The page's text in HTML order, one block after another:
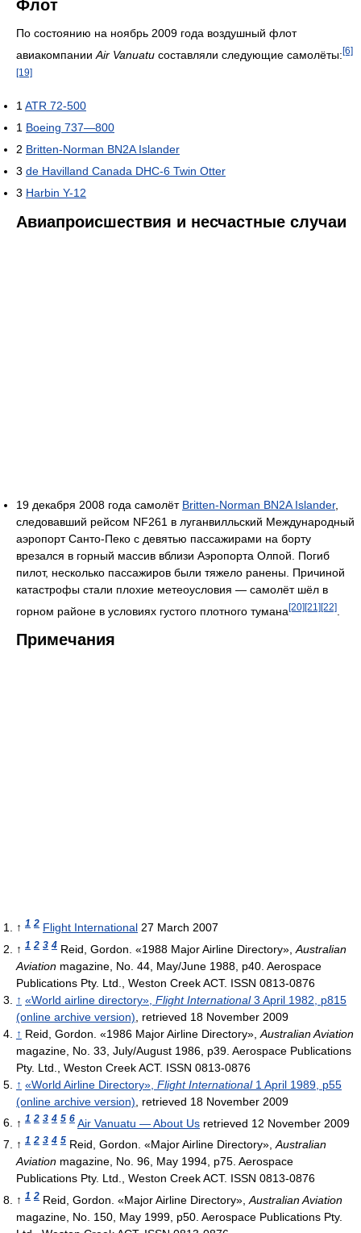
Флот
По состоянию на ноябрь 2009 года воздушный флот
авиакомпании Air Vanuatu составляли следующие самолёты: [6]
[19]
1 ATR 72-500
1 Boeing 737—800
2 Britten-Norman BN2A Islander
3 de Havilland Canada DHC-6 Twin Otter
3 Harbin Y-12
Авиапроисшествия и несчастные случаи
19 декабря 2008 года самолёт Britten-Norman BN2A Islander,
следовавший рейсом NF261 в луганвилльский Международный
аэропорт Санто-Пеко с девятью пассажирами на борту
врезался в горный массив вблизи Аэропорта Олпой. Погиб
пилот, несколько пассажиров были тяжело ранены. Причиной
катастрофы стали плохие метеоусловия — самолёт шёл в
горном районе в условиях густого плотного тумана[20][21][22]
Примечания
↑ 1 2 Flight International 27 March 2007
↑ 1 2 3 4 Reid, Gordon. «1988 Major Airline Directory», Australian
Aviation magazine, No. 44, May/June 1988, p40. Aerospace
Publications Pty. Ltd., Weston Creek ACT. ISSN 0813-0876
↑ «World airline directory», Flight International3 April 1982, p815
(online archive version) , retrieved 18 November 2009
↑ Reid, Gordon. «1986 Major Airline Directory», Australian Aviation
magazine, No. 33, July/August 1986, p39. Aerospace Publications
Pty. Ltd., Weston Creek ACT. ISSN 0813-0876
↑ «World Airline Directory», Flight International1 April 1989, p55
(online archive version) , retrieved 18 November 2009
↑ 1 2 3 4 5 6 Air Vanuatu — About Us retrieved 12 November 2009
↑ 1 2 3 4 5 Reid, Gordon. «Major Airline Directory», Australian
Aviation magazine, No. 96, May 1994, p75. Aerospace
Publications Pty. Ltd., Weston Creek ACT. ISSN 0813-0876
↑ 1 2 Reid, Gordon. «Major Airline Directory», Australian Aviation
magazine, No. 150, May 1999, p50. Aerospace Publications Pty.